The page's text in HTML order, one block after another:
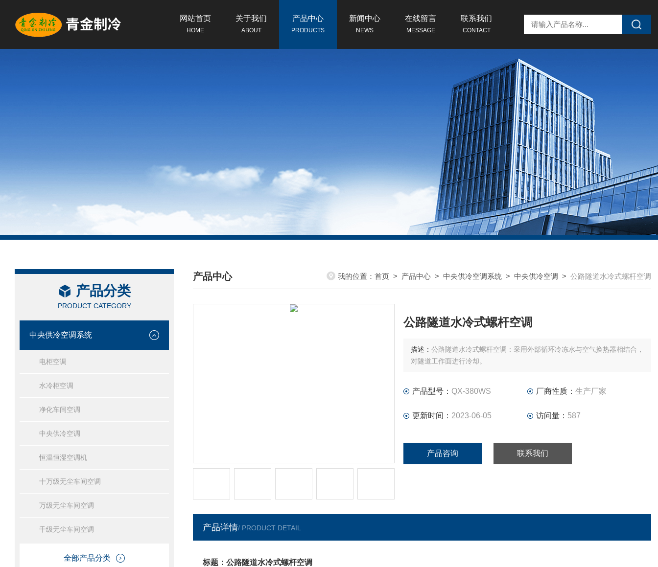
网站首页
HOME
关于我们
ABOUT
产品中心
PRODUCTS
新闻中心
NEWS
在线留言
MESSAGE
联系我们
CONTACT
产品分类
PRODUCT CATEGORY
中央供冷空调系统
电柜空调
水冷柜空调
净化车间空调
中央供冷空调
恒温恒湿空调机
十万级无尘车间空调
万级无尘车间空调
千级无尘车间空调
全部产品分类
产品中心
/ PRODUCTS CENTER
我的位置： 首页 > 产品中心 > 中央供冷空调系统 > 中央供冷空调 > 公路隧道水冷式螺杆空调
公路隧道水冷式螺杆空调
描述： 公路隧道水冷式螺杆空调：采用外部循环冷冻水与空气换热器相结合，
对隧道工作面进行冷却。
产品型号： QX-380WS 厂商性质： 生产厂家
更新时间： 2023-06-05 访问量： 587
产品咨询 联系我们
产品详情/ PRODUCT DETAIL
标题：公路隧道水冷式螺杆空调